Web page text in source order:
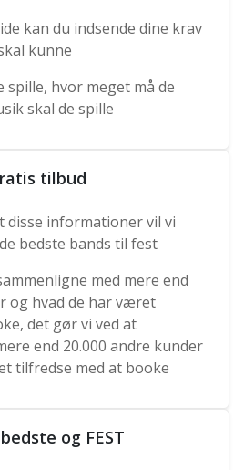
kan du indsende dine krav
kunne
spille, hvor meget må de
skal de spille
tilbud
disse informationer vil vi
bedste bands til fest
med mere end
og hvad de har været
det gør vi ved at
end 20.000 andre kunder
tilfredse med at booke
og FEST